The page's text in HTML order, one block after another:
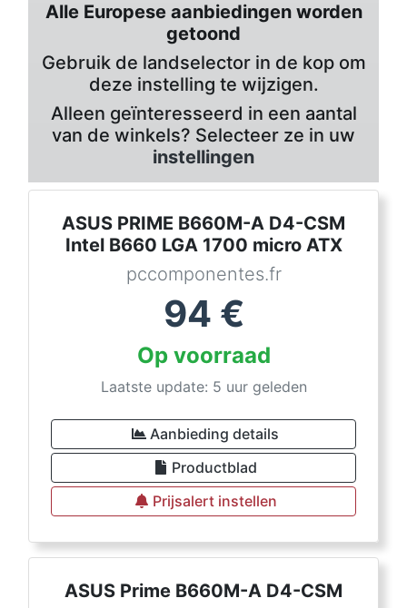
Alle Europese aanbiedingen worden
getoond
Gebruik de landselector in de kop om
deze instelling te wijzigen.
Alleen geïnteresseerd in een aantal
van de winkels? Selecteer ze in uw
instellingen
ASUS PRIME B660M-A D4-CSM
Intel B660 LGA 1700 micro ATX
pccomponentes.fr
94 €
Op voorraad
Laatste update: 5 uur geleden
Aanbieding details
Productblad
Prijsalert instellen
ASUS Prime B660M-A D4-CSM